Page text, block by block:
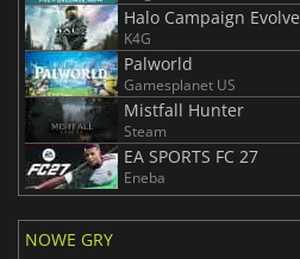
Halo Campaign
K4G
Palworld
Gamesplanet US
Mistfall Hunter
Steam
EA SPORTS FC 27
Eneba
NOWE GRY